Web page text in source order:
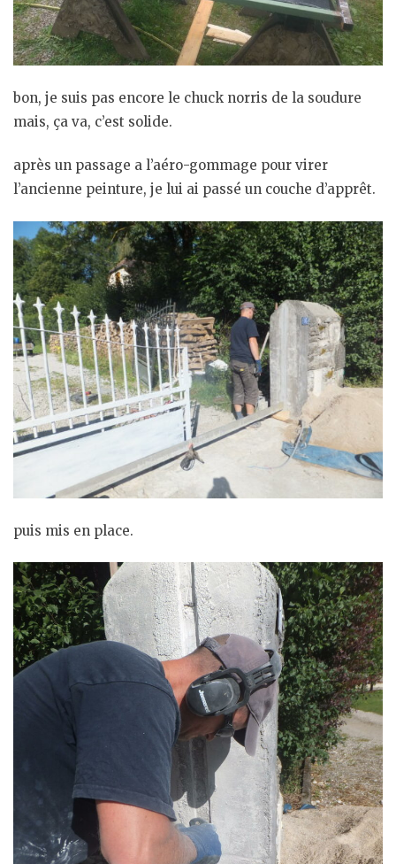
bon, je suis pas encore le chuck norris de la soudure
mais, ça va, c’est solide.
après un passage a l’aéro-gommage pour virer
l’ancienne peinture, je lui ai passé un couche d’apprêt.
puis mis en place.